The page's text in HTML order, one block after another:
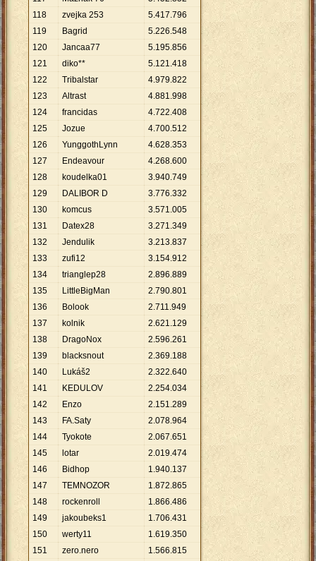
118
zvejka 253 5.417.796
119
Bagrid 5.226.548
120
Jancaa77 5.195.856
121
diko** 5.121.418
122
Tribalstar 4.979.822
123
Altrast 4.881.998
124
francidas 4.722.408
125
Jozue 4.700.512
126
YunggothLynn 4.628.353
127
Endeavour 4.268.600
128
koudelka01 3.940.749
129
DALIBOR D 3.776.332
130
komcus 3.571.005
131
Datex28 3.271.349
132
Jendulik 3.213.837
133
zufi12 3.154.912
134
trianglep28 2.896.889
135
LittleBigMan 2.790.801
136
Bolook 2.711.949
137
kolnik 2.621.129
138
DragoNox 2.596.261
139
blacksnout 2.369.188
140
Lukáš2 2.322.640
141
KEDULOV 2.254.034
142
Enzo 2.151.289
143
FA.Saty 2.078.964
144
Tyokote 2.067.651
145
lotar 2.019.474
146
Bidhop 1.940.137
147
TEMNOZOR 1.872.865
148
rockenroll 1.866.486
149
jakoubeks1 1.706.431
150
werty11 1.619.350
151
zero.nero 1.566.815